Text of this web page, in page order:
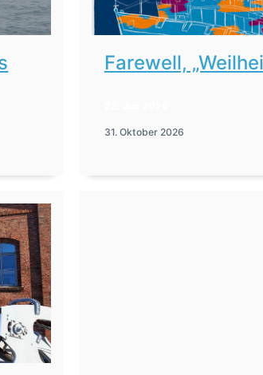
Farewell,
31. Oktober 2026